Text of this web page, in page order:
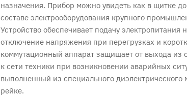
назначения. Прибор можно увидеть как в щитке
составе электрооборудования крупного
Устройство обеспечивает подачу электропитания
отключение напряжения при перегрузках и
коммутационный аппарат защищает от выхода из
к сети техники при возникновении аварийных
выполненный из специального
рейке.